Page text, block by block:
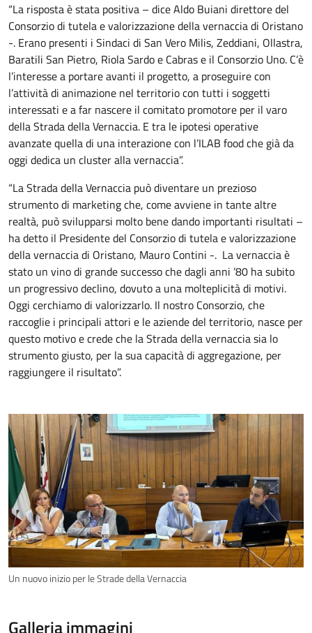
“La risposta è stata positiva – dice Aldo Buiani direttore del
Consorzio di tutela e valorizzazione della vernaccia di Oristano
-. Erano presenti i Sindaci di San Vero Milis, Zeddiani, Ollastra,
Baratili San Pietro, Riola Sardo e Cabras e il Consorzio Uno. C’è
l’interesse a portare avanti il progetto, a proseguire con
l’attività di animazione nel territorio con tutti i soggetti
interessati e a far nascere il comitato promotore per il varo
della Strada della Vernaccia. E tra le ipotesi operative
avanzate quella di una interazione con l’ILAB food che già da
oggi dedica un cluster alla vernaccia”.
“La Strada della Vernaccia può diventare un prezioso
strumento di marketing che, come avviene in tante altre
realtà, può svilupparsi molto bene dando importanti risultati –
ha detto il Presidente del Consorzio di tutela e valorizzazione
della vernaccia di Oristano, Mauro Contini -. La vernaccia è
stato un vino di grande successo che dagli anni ’80 ha subito
un progressivo declino, dovuto a una molteplicità di motivi.
Oggi cerchiamo di valorizzarlo. Il nostro Consorzio, che
raccoglie i principali attori e le aziende del territorio, nasce per
questo motivo e crede che la Strada della vernaccia sia lo
strumento giusto, per la sua capacità di aggregazione, per
raggiungere il risultato”.
Un nuovo inizio per le Strade della Vernaccia
Galleria immagini